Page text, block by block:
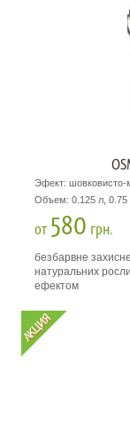
Эфект: шовковисто-
Объем: 0.125 л, 0.75
от 580 грн.
безбарвне
натуральних
ефектом